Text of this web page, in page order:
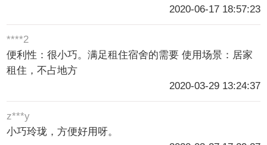
2020-06-17 18:57:23
****2
便利性：很小巧。满足租住宿舍的需要 使用场景：居家
租住，不占地方
2020-03-29 13:24:37
z***y
小巧玲珑，方便好用呀。